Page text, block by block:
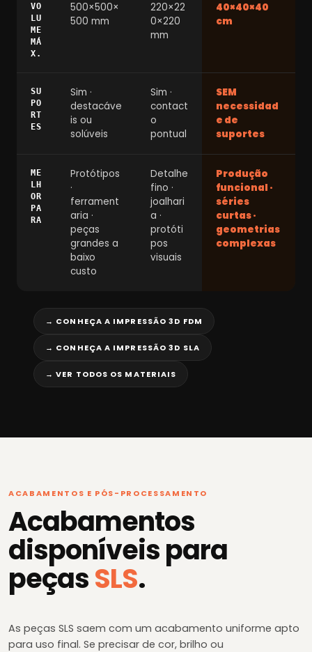
VO
LU
ME
MÁ
X.
500×500×
500 mm
220×22
0×220
mm
40×40×40
cm
SU
PO
RT
ES
Sim ·
destacáve
is ou
solúveis
Sim ·
contact
o
pontual
SEM
necessidad
e de
suportes
ME
LH
OR
PA
RA
Protótipos
·
ferrament
aria ·
peças
grandes a
baixo
custo
Detalhe
fino ·
joalhari
a ·
protóti
pos
visuais
Produção
funcional ·
séries
curtas ·
geometrias
complexas
→ CONHEÇA A IMPRESSÃO 3D FDM
→ CONHEÇA A IMPRESSÃO 3D SLA
→ VER TODOS OS MATERIAIS
ACABAMENTOS E PÓS-PROCESSAMENTO
Acabamentos
disponíveis para
peçasSLS.
As peças SLS saem com um acabamento uniforme apto
para uso final. Se precisar de cor, brilho ou